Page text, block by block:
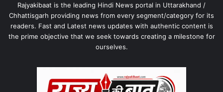
Rajyakibaat is the leading Hindi News portal in Uttarakhand /
Chhattisgarh providing news from every segment/category for its
readers. Fast and Latest news updates with authentic content is
the prime objective that we seek towards creating a milestone for
ourselves.